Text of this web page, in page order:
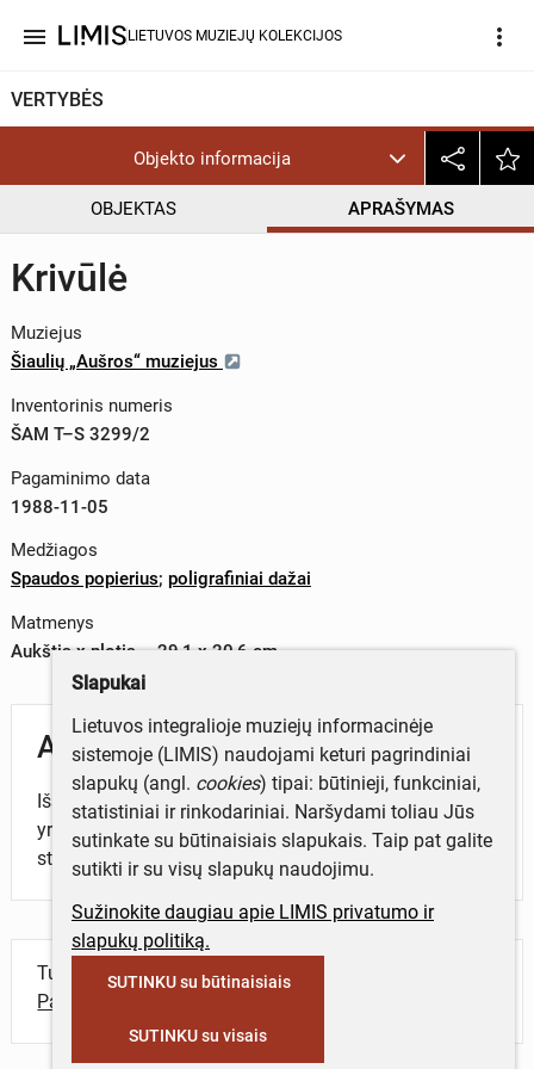
menu LIETUVOS MUZIEJŲ KOLEKCIJOS more_vert
VERTYBĖS
Objekto informacija
OBJEKTAS APRAŠYMAS
Krivūlė
Muziejus
Šiaulių „Aušros“ muziejus
Inventorinis numeris
ŠAM T–S 3299/2
Pagaminimo data
1988-11-05
Medžiagos
Spaudos popierius; poligrafiniai dažai
Matmenys
Aukštis x plotis – 29,1 x 20,6 cm
Aprašymas
Išspausdintas Šiaulių miesto tarybos narių sąrašas,
yra V. Purono, V. Kačinsko, V. Normantienės ir kt.
straipsniai.
Turite daugiau informacijos apie objektą?
Parašykite mums!
Slapukai
Lietuvos integralioje muziejų informacinėje
sistemoje (LIMIS) naudojami keturi pagrindiniai
slapukų (angl. cookies) tipai: būtinieji, funkciniai,
statistiniai ir rinkodariniai. Naršydami toliau Jūs
sutinkate su būtinaisiais slapukais. Taip pat galite
sutikti ir su visų slapukų naudojimu.
Sužinokite daugiau apie LIMIS privatumo ir
slapukų politiką.
SUTINKU su būtinaisiais
SUTINKU su visais